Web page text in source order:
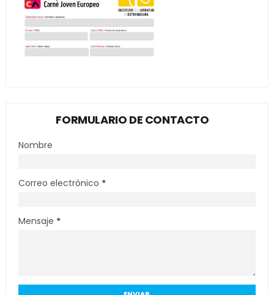
FORMULARIO DE CONTACTO
Nombre
Correo electrónico *
Mensaje *